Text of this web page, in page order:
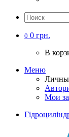
0 0 грн.
В
Меню
Мои